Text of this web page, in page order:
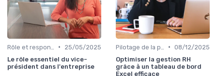
•
25/05/2025
Le rôle essentiel du vice-
président dans l'entreprise
• 08/12/2025
Optimiser la gestion RH
grâce à un tableau de bord
Excel efficace